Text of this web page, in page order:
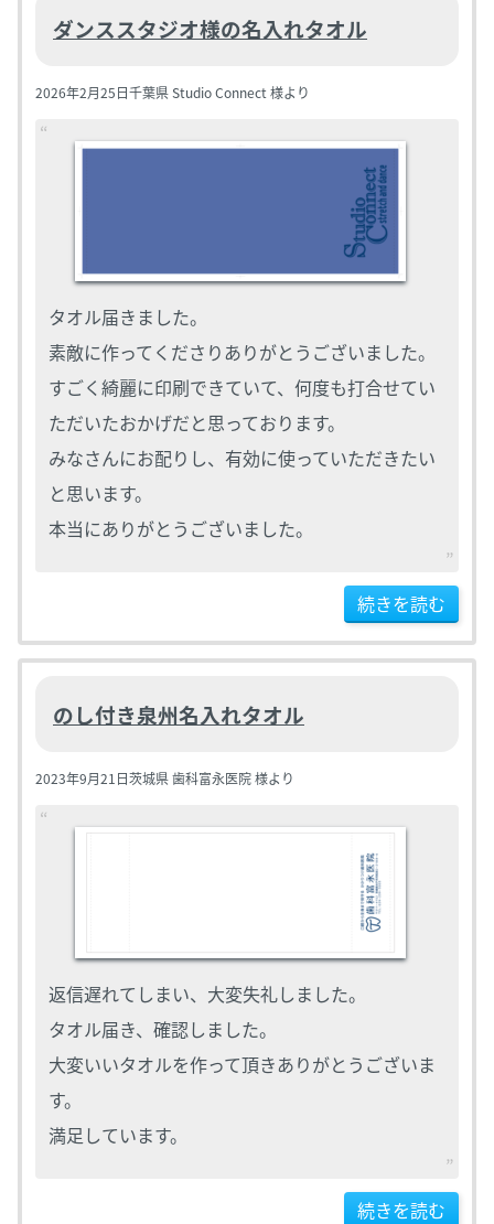
ダンススタジオ様の名入れタオル
2026年2月25日千葉県 Studio Connect 様より
タオル届きました。
素敵に作ってくださりありがとうございました。
すごく綺麗に印刷できていて、何度も打合せてい
ただいたおかげだと思っております。
みなさんにお配りし、有効に使っていただきたい
と思います。
本当にありがとうございました。
続きを読む
のし付き泉州名入れタオル
2023年9月21日茨城県 歯科富永医院 様より
返信遅れてしまい、大変失礼しました。
タオル届き、確認しました。
大変いいタオルを作って頂きありがとうございま
す。
満足しています。
続きを読む